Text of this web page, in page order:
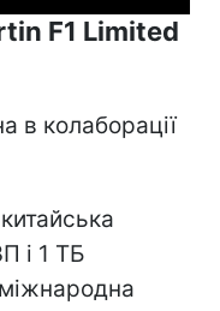
F1 Limited
в колаборації
і 1 ТБ